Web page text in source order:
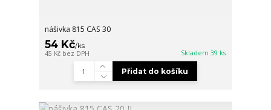
nášivka 815 CAS 30
54 Kč/ks
45 Kč bez DPH Skladem 39 ks
Přidat do košíku